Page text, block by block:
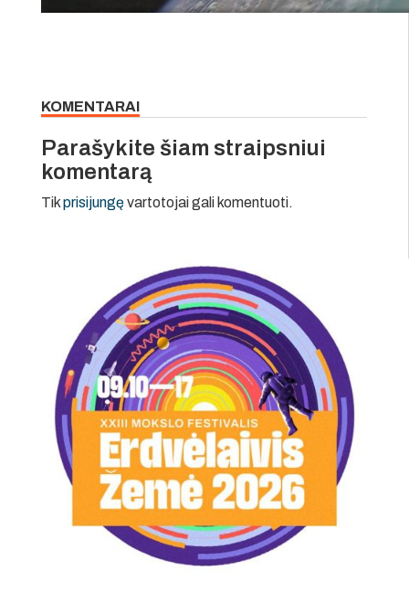
KOMENTARAI
Parašykite šiam straipsniui
komentarą
Tikprisijungęvartotojai gali komentuoti.